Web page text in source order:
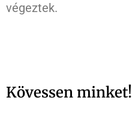
végeztek.
Kövessen minket!